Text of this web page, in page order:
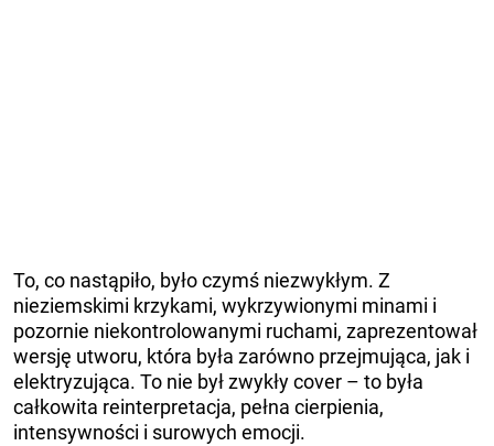
To, co nastąpiło, było czymś niezwykłym. Z
nieziemskimi krzykami, wykrzywionymi minami i
pozornie niekontrolowanymi ruchami, zaprezentował
wersję utworu, która była zarówno przejmująca, jak i
elektryzująca. To nie był zwykły cover – to była
całkowita reinterpretacja, pełna cierpienia,
intensywności i surowych emocji.